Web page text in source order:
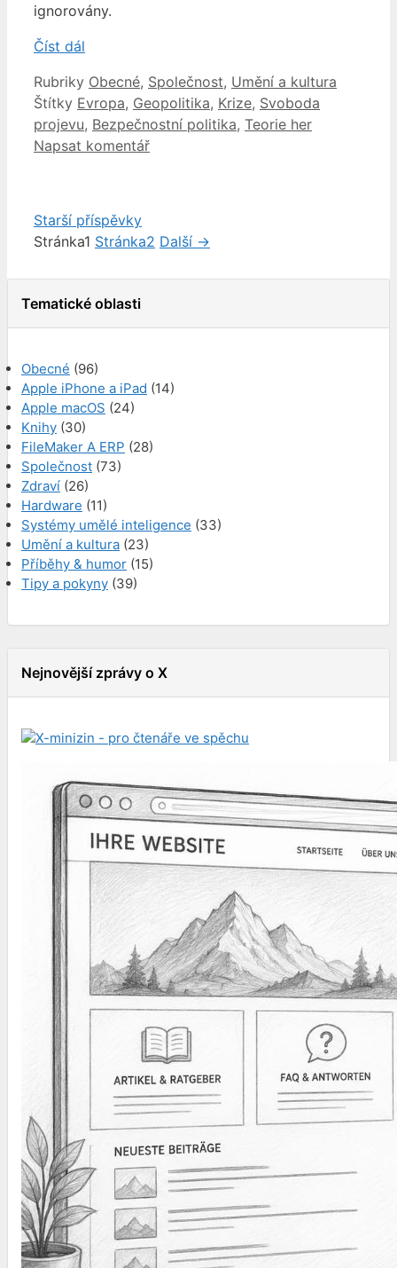
ignorovány.
Číst dál
Rubriky Obecné, Společnost, Umění a kultura
Štítky Evropa, Geopolitika, Krize, Svoboda
projevu, Bezpečnostní politika, Teorie her
Napsat komentář
Starší příspěvky
Stránka1 Stránka2 Další →
Tematické oblasti
Obecné (96)
Apple iPhone a iPad (14)
Apple macOS (24)
Knihy (30)
FileMaker A ERP (28)
Společnost (73)
Zdraví (26)
Hardware (11)
Systémy umělé inteligence (33)
Umění a kultura (23)
Příběhy & humor (15)
Tipy a pokyny (39)
Nejnovější zprávy o X